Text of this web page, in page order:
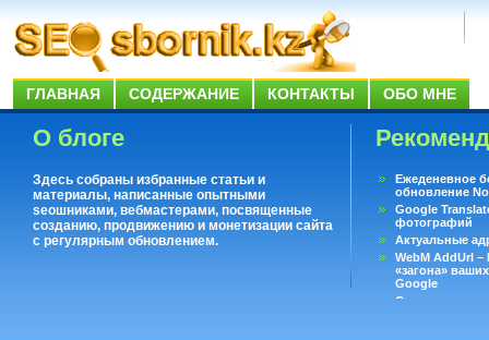
ГЛАВНАЯ СОДЕРЖАНИЕ КОНТАКТЫ ОБО МНЕ
О блоге
Здесь собраны избранные статьи и
материалы, написанные опытными
seoшниками, вебмастерами, посвященные
созданию, продвижению и монетизации сайта
с регулярным обновлением.
Ежеденевное
обновление
Google
фотографий
Актуальные
WebM AddUrl
«загона»
Google
Существует